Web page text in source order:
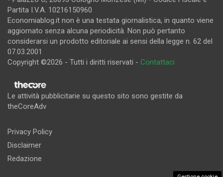
Partita I.V.A. 10216150960
Economiablog.it non è una testata giornalistica, in quanto viene
aggiornato senza alcuna periodicità. Non può pertanto
considerarsi un prodotto editoriale ai sensi della legge n. 62 del
07.03.2001
Copyright ©2026 - Tutti i diritti riservati - Contattaci
Le attività pubblicitarie su questo sito sono gestite da
theCoreAdv
Privacy Policy
Disclaimer
Redazione